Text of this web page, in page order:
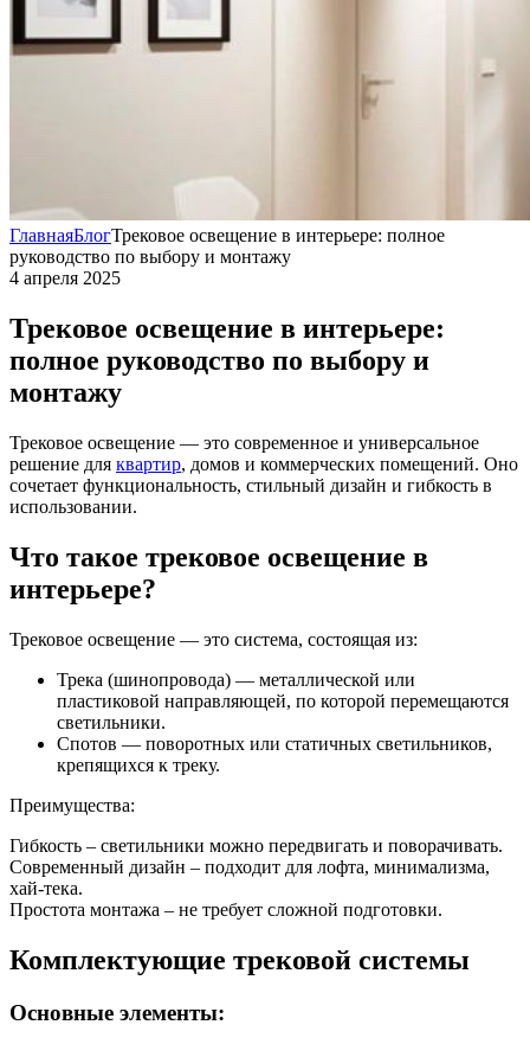
ГлавнаяБлогТрековое освещение в интерьере: полное
руководство по выбору и монтажу
4 апреля 2025
Трековое освещение в интерьере:
полное руководство по выбору и
монтажу
Трековое освещение — это современное и универсальное
решение для квартир, домов и коммерческих помещений. Оно
сочетает функциональность, стильный дизайн и гибкость в
использовании.
Что такое трековое освещение в
интерьере?
Трековое освещение — это система, состоящая из:
Трека (шинопровода) — металлической или
пластиковой направляющей, по которой перемещаются
светильники.
Спотов — поворотных или статичных светильников,
крепящихся к треку.
Преимущества:
Гибкость – светильники можно передвигать и поворачивать.
Современный дизайн – подходит для лофта, минимализма,
хай-тека.
Простота монтажа – не требует сложной подготовки.
Комплектующие трековой системы
Основные элементы: